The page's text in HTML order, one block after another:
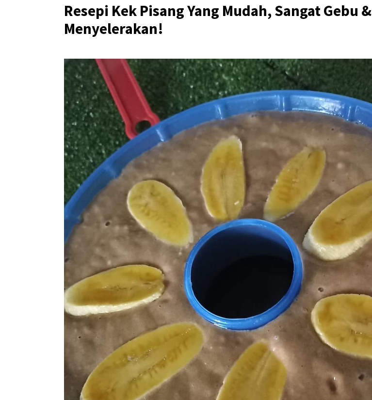
Resepi Kek Pisang Yang Mudah, Sangat Gebu &
Menyelerakan!